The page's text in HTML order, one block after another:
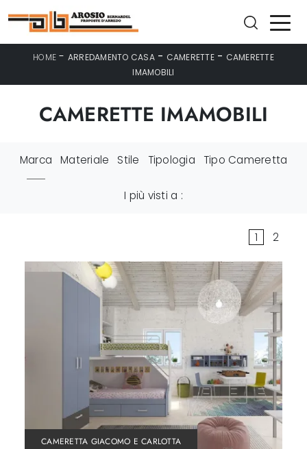
HOME - ARREDAMENTO CASA- CAMERETTE- CAMERETTE
IMAMOBILI
CAMERETTE IMAMOBILI
Marca Materiale Stile Tipologia Tipo Cameretta
I più visti a :
1 2
CAMERETTA GIACOMO E CARLOTTA